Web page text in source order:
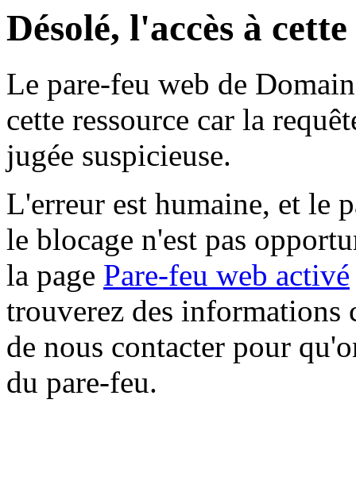
Désolé, l'accès à
Le pare-feu web de
cette ressource car la
jugée suspicieuse.
L'erreur est humaine, et le
le blocage n'est pas
la page Pare-feu web activé
trouverez des informations
de nous contacter pour
du pare-feu.